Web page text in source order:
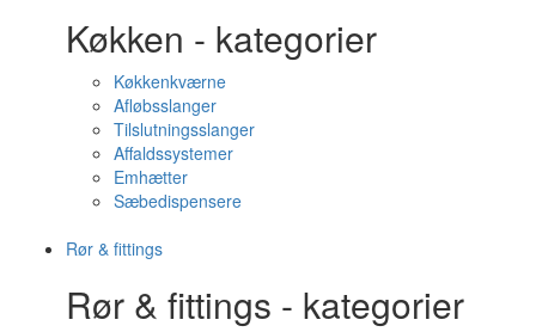
Køkken - kategorier
Køkkenkværne
Afløbsslanger
Tilslutningsslanger
Affaldssystemer
Emhætter
Sæbedispensere
Rør & fittings
Rør & fittings - kategorier